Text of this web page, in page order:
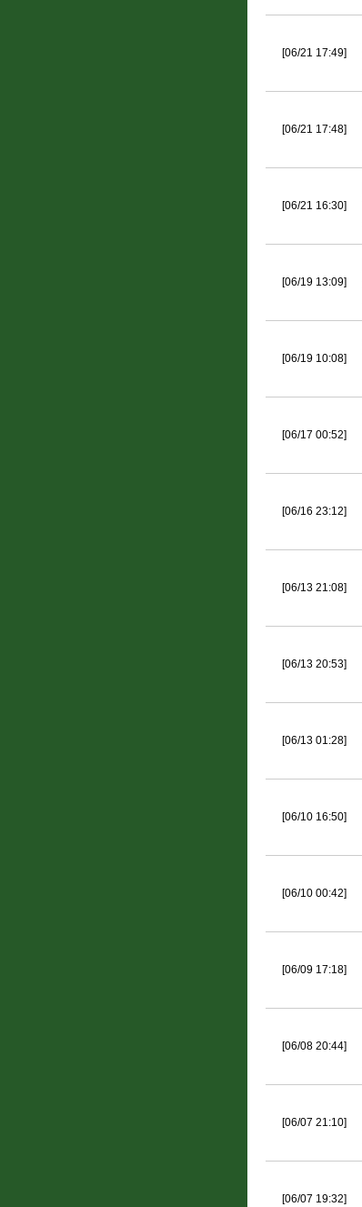
[06/21 17:49]
[06/21 17:48]
[06/21 16:30]
[06/19 13:09]
[06/19 10:08]
[06/17 00:52]
[06/16 23:12]
[06/13 21:08]
[06/13 20:53]
[06/13 01:28]
[06/10 16:50]
[06/10 00:42]
[06/09 17:18]
[06/08 20:44]
[06/07 21:10]
[06/07 19:32]